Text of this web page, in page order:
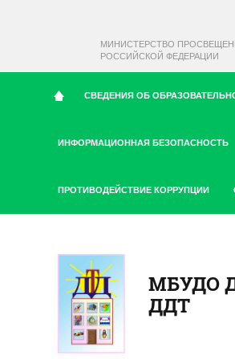
МИНИСТЕРСТВО
РОССИЙСКОЙ ФЕДЕРАЦИИ
СВЕДЕНИЯ ОБ
ИНФОРМАЦИОННАЯ БЕЗОПАСНОСТЬ
ПРОТИВОДЕЙСТВИЕ КОРРУПЦИИ
МБУДО
ДДТ